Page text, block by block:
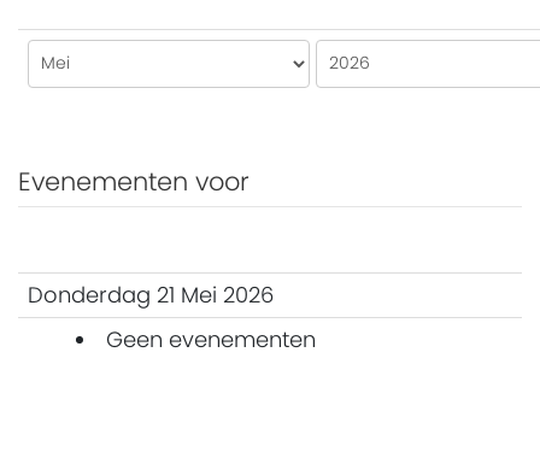
Evenementen voor
Donderdag 21 Mei 2026
Geen evenementen